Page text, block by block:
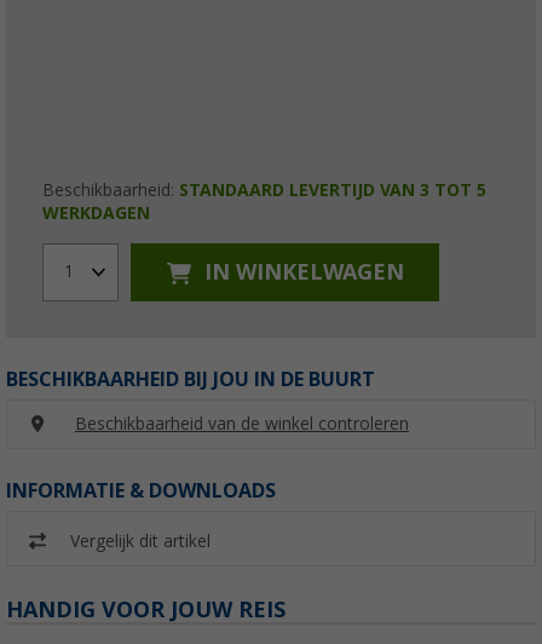
Beschikbaarheid: STANDAARD LEVERTIJD VAN 3 TOT 5
WERKDAGEN
1 IN WINKELWAGEN
BESCHIKBAARHEID BIJ JOU IN DE BUURT
Beschikbaarheid van de winkel controleren
INFORMATIE & DOWNLOADS
Vergelijk dit artikel
HANDIG VOOR JOUW REIS